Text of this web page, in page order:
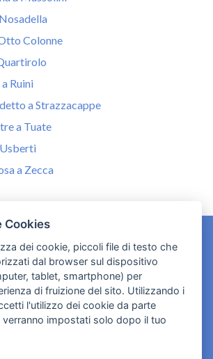
Colonne
Ruini
a Strazzacappe
a Tuate
a Zecca
privacy
Cookies
dei cookie, piccoli file di testo che
dal browser sul dispositivo
tablet, smartphone) per
di fruizione del sito. Utilizzando i
l'utilizzo dei cookie da parte
impostati solo dopo il tuo